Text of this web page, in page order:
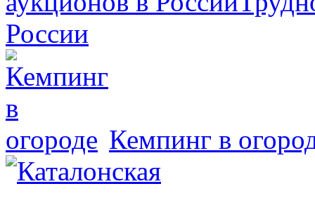
России
Кемпинг в